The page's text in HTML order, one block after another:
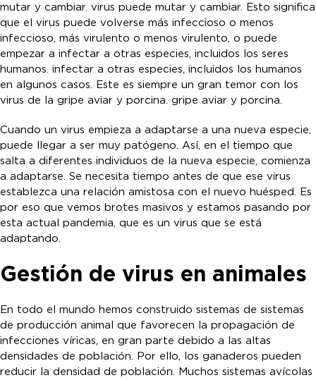
mutar y cambiar. virus puede mutar y cambiar. Esto significa
que el virus puede volverse más infeccioso o menos
infeccioso, más virulento o menos virulento, o puede
empezar a infectar a otras especies, incluidos los seres
humanos. infectar a otras especies, incluidos los humanos
en algunos casos. Este es siempre un gran temor con los
virus de la gripe aviar y porcina. gripe aviar y porcina.
Cuando un virus empieza a adaptarse a una nueva especie,
puede llegar a ser muy patógeno. Así, en el tiempo que
salta a diferentes individuos de la nueva especie, comienza
a adaptarse. Se necesita tiempo antes de que ese virus
establezca una relación amistosa con el nuevo huésped. Es
por eso que vemos brotes masivos y estamos pasando por
esta actual pandemia, que es un virus que se está
adaptando.
Gestión de virus en animales
En todo el mundo hemos construido sistemas de sistemas
de producción animal que favorecen la propagación de
infecciones víricas, en gran parte debido a las altas
densidades de población. Por ello, los ganaderos pueden
reducir la densidad de población. Muchos sistemas avícolas